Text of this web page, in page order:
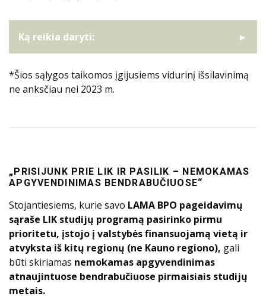
Ką reikia daryti:
*Šios sąlygos taikomos įgijusiems vidurinį išsilavinimą
ne anksčiau nei 2023 m.
„PRISIJUNK PRIE LIK IR PASILIK – NEMOKAMAS
APGYVENDINIMAS BENDRABUČIUOSE“
Stojantiesiems, kurie savo LAMA BPO pageidavimų
sąraše LIK studijų programą pasirinko pirmu
prioritetu, įstojo į valstybės finansuojamą vietą ir
atvyksta iš kitų regionų (ne Kauno regiono), gali
būti skiriamas nemokamas apgyvendinimas
atnaujintuose bendrabučiuose pirmaisiais studijų
metais.